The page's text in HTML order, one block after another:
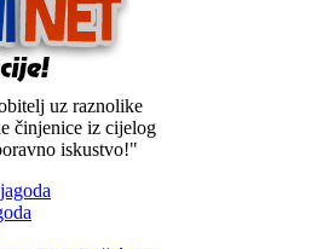
uz raznolike
činjenice iz cijelog
iskustvo!"